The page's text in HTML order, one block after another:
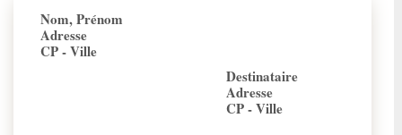
Nom, Prénom
Adresse
CP - Ville
Destinataire
Adresse
CP - Ville